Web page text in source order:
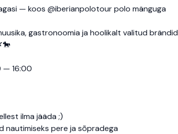
— koos @iberianpolotour polo mänguga
gastronoomia ja hoolikalt valitud brändid
— 16:00
ilma jääda ;)
nautimiseks pere ja sõpradega